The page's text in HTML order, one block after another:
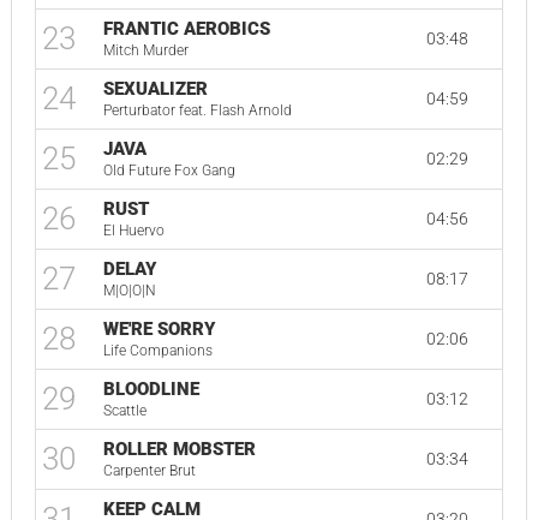
23 FRANTIC AEROBICS
Mitch Murder
03:48
24 SEXUALIZER
Perturbator feat. Flash Arnold
04:59
25 JAVA
Old Future Fox Gang
02:29
26 RUST
El Huervo
04:56
27 DELAY
M|O|O|N
08:17
28 WE'RE SORRY
Life Companions
02:06
29 BLOODLINE
Scattle
03:12
30 ROLLER MOBSTER
Carpenter Brut
03:34
KEEP CALM